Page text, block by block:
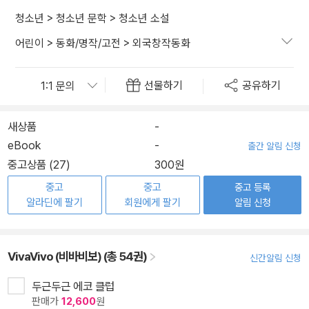
청소년 > 청소년 문학 > 청소년 소설
어린이 > 동화/명작/고전 > 외국창작동화
선물하기 공유하기
새상품
-
eBook
- 출간 알림 신청
중고상품 (27) 300원
중고
알라딘에 팔기
중고
회원에게 팔기
중고 등록
알림 신청
VivaVivo (비바비보) (총 54권) 신간알림 신청
두근두근 에코 클럽
판매가 12,600원